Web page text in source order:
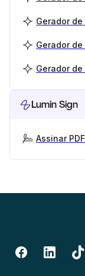
Gerador
Gerador
Gerador
Lumin Sign
Assinar PDF